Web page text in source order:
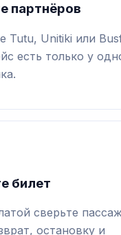
партнёров
Tutu, Unitiki или
есть только у
билет
сверьте
остановку и